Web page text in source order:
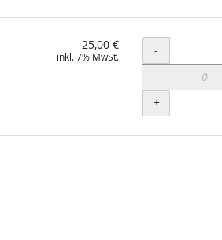
25,00 €
inkl. 7% MwSt. Menge
-
+